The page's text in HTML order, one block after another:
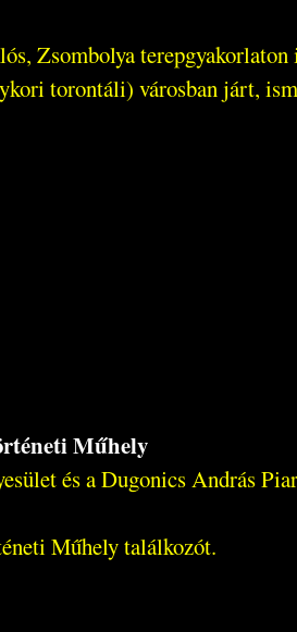
Zsombolya
torontáli) városban járt,
Műhely
és a Dugonics András
Műhely találkozót.